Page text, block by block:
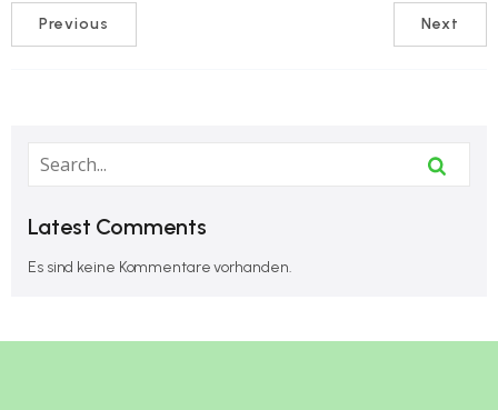
Previous Next
Latest Comments
Es sind keine Kommentare vorhanden.